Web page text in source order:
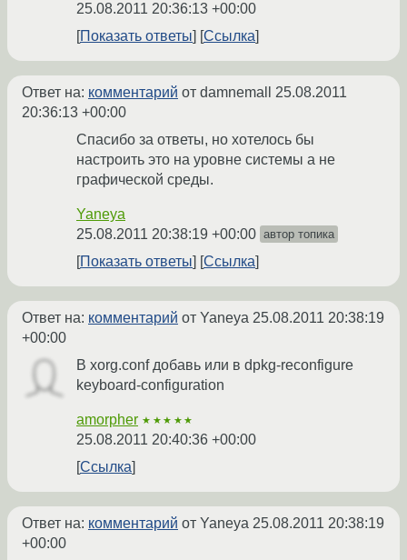
25.08.2011 20:36:13 +00:00
Показать ответы
Ссылка
Ответ на: комментарий от damnemall 25.08.2011
20:36:13 +00:00
Спасибо за ответы, но хотелось бы
настроить это на уровне системы а не
графической среды.
Yaneya
25.08.2011 20:38:19 +00:00 автор топика
Показать ответы Ссылка
Ответ на: комментарий от Yaneya 25.08.2011 20:38:19
+00:00
В xorg.conf добавь или в dpkg-reconfigure
keyboard-configuration
amorpher ★★★★★
25.08.2011 20:40:36 +00:00
Ссылка
Ответ на: комментарий от Yaneya 25.08.2011 20:38:19
+00:00